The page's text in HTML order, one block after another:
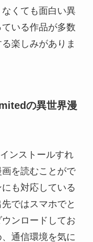
くても面白い異
いる作品が多数
楽しみがありま
の異世界漫
ンストールすれ
を読むことがで
も対応している
ではスマホでと
ンロードしてお
通信環境を気に